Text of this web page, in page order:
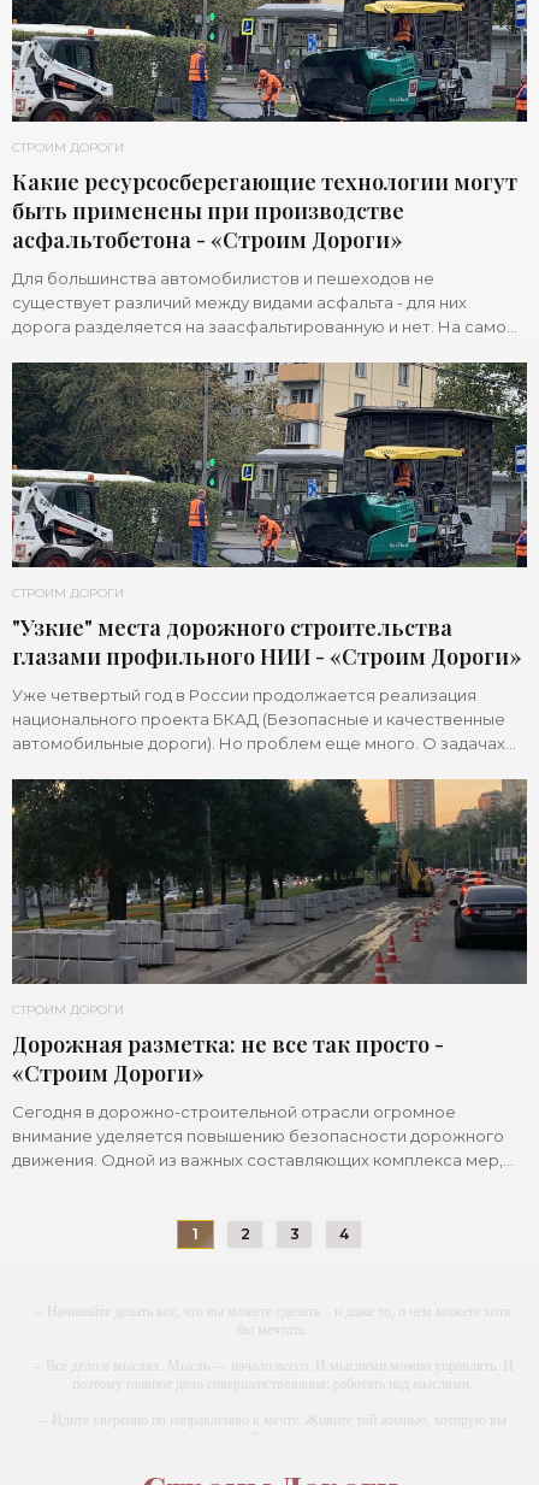
СТРОИМ ДОРОГИ
Какие ресурсосберегающие технологии могут
быть применены при производстве
асфальтобетона - «Строим Дороги»
Для большинства автомобилистов и пешеходов не
существует различий между видами асфальта - для них
дорога разделяется на заасфальтированную и нет. На самом
СТРОИМ ДОРОГИ
"Узкие" места дорожного строительства
глазами профильного НИИ - «Строим Дороги»
Уже четвертый год в России продолжается реализация
национального проекта БКАД (Безопасные и качественные
автомобильные дороги). Но проблем еще много. О задачах
СТРОИМ ДОРОГИ
Дорожная разметка: не все так просто -
«Строим Дороги»
Сегодня в дорожно-строительной отрасли огромное
внимание уделяется повышению безопасности дорожного
движения. Одной из важных составляющих комплекса мер,
1 2 3 4
-- Начинайте делать все, что вы можете сделать – и даже то, о чем можете хотя
бы мечтать.
-- Все дело в мыслях. Мысль — начало всего. И мыслями можно управлять. И
поэтому главное дело совершенствования: работать над мыслями.
-- Идите уверенно по направлению к мечте. Живите той жизнью, которую вы
-- Самое большое богатство — это ум. Самая большая нищета — глупость. Из